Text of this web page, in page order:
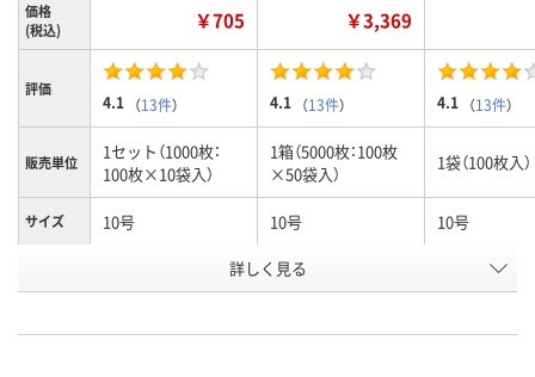
価格
(税込)
￥705 ￥3,369
評価
4.1 （13件） 4.1 （13件） 4.1 （13件）
販売単位
1セット（1000枚：
100枚×10袋入）
1箱（5000枚：100枚
×50袋入）
1袋（100枚入）
サイズ 10号 10号 10号
HP61765 HP21225
詳しく見る